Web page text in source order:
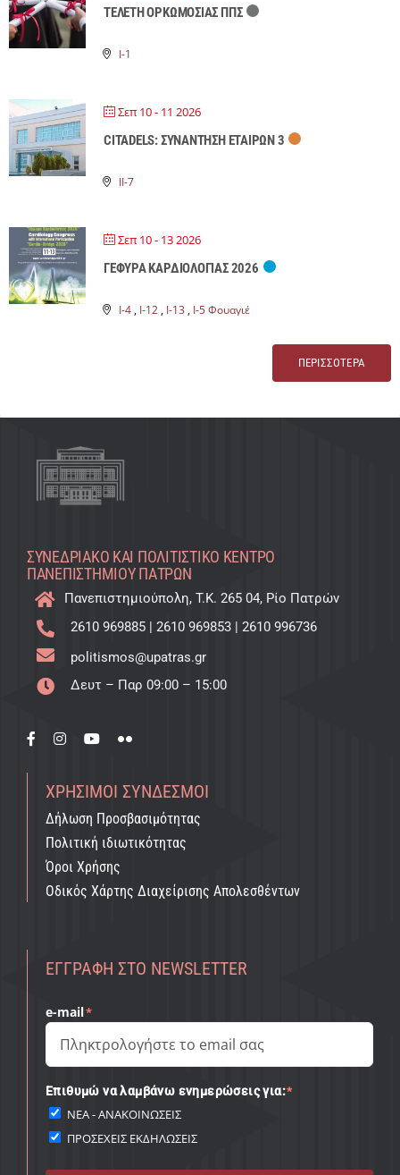
ΤΕΛΕΤΗ ΟΡΚΩΜΟΣΙΑΣ ΠΠΣ
Ι-1
Σεπ 10 - 11 2026
CITADELS: ΣΥΝΑΝΤΗΣΗ ΕΤΑΙΡΩΝ 3
ΙΙ-7
Σεπ 10 - 13 2026
ΓΕΦΥΡΑ ΚΑΡΔΙΟΛΟΓΙΑΣ 2026
Ι-4 , Ι-12 , Ι-13 , Ι-5 Φουαγιέ
ΠΕΡΙΣΣΟΤΕΡΑ
ΣΥΝΕΔΡΙΑΚΌ ΚΑΙ ΠΟΛΙΤΙΣΤΙΚΌ KΈΝΤΡΟ
ΠΑΝΕΠΙΣΤΗΜΊΟΥ ΠΑΤΡΏΝ
Πανεπιστημιούπολη, T.K. 265 04, Ρίο Πατρών
2610 969885| 2610 969853| 2610 996736
politismos@upatras.gr
Δευτ – Παρ 09:00 – 15:00
ΧΡΉΣΙΜΟΙ ΣΎΝΔΕΣΜΟΙ
Δήλωση Προσβασιμότητας
Πολιτική ιδιωτικότητας
Όροι Χρήσης
Οδικός Χάρτης Διαχείρισης Απολεσθέντων
ΕΓΓΡΑΦΉ ΣΤΟ NEWSLETTER
e-mail*
Επιθυμώ να λαμβάνω ενημερώσεις για:*
ΝΕΑ - ΑΝΑΚΟΙΝΩΣΕΙΣ
ΠΡΟΣΕΧΕΙΣ ΕΚΔΗΛΩΣΕΙΣ